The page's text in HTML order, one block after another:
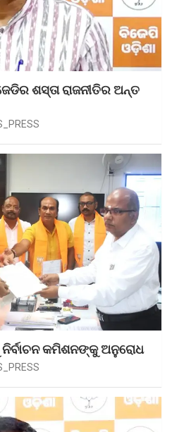
ଶସ୍ତା ରାଜନୀତିର ଅନ୍ତ
କମିଶନଙ୍କୁ ଅନୁରୋଧ